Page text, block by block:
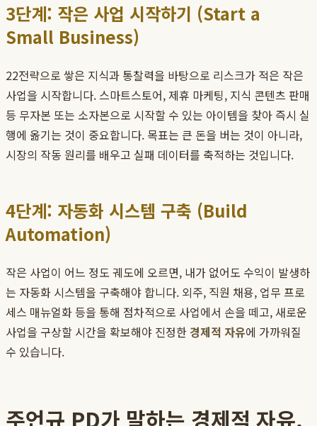
3단계: 작은 사업 시작하기 (Start a
Small Business)
22전략으로 쌓은 지식과 통찰력을 바탕으로 리스크가 적은 작은
사업을 시작합니다. 스마트스토어, 제휴 마케팅, 지식 콘텐츠 판매
등 무자본 또는 소자본으로 시작할 수 있는 아이템을 찾아 즉시 실
행에 옮기는 것이 중요합니다. 목표는 큰 돈을 버는 것이 아니라,
시장의 작동 원리를 배우고 실패 데이터를 축적하는 것입니다.
4단계: 자동화 시스템 구축 (Build
Automation)
작은 사업이 어느 정도 궤도에 오르면, 내가 없어도 수익이 발생하
는 자동화 시스템을 구축해야 합니다. 외주, 직원 채용, 업무 프로
세스 매뉴얼화 등을 통해 점차적으로 사업에서 손을 떼고, 새로운
사업을 구상할 시간을 확보해야 진정한 경제적 자유에 가까워질
수 있습니다.
주언규 PD가 말하는 경제적 자유,